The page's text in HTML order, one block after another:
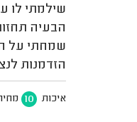
שילמתי לו
הבעיה
שמחתי על
הזדמנות
איכות 10